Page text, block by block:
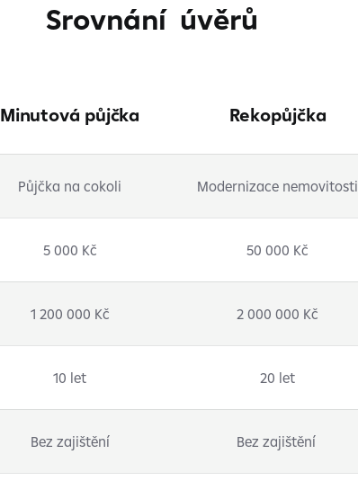
Srovnání úvěrů
Minutová půjčka Rekopůjčka
Půjčka na cokoli Modernizace nemovitosti
5 000 Kč 50 000 Kč
1 200 000 Kč 2 000 000 Kč
10 let 20 let
Bez zajištění Bez zajištění